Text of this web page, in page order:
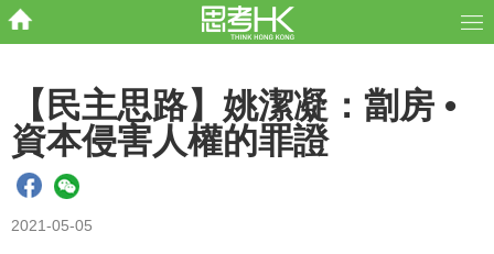
【民主思路】姚潔凝：劏房 •
資本侵害人權的罪證
2021-05-05